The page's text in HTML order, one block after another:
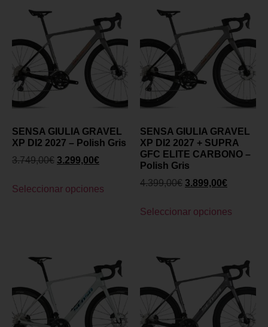
SENSA GIULIA GRAVEL
XP DI2 2027 – Polish Gris
3.749,00€ 3.299,00€
Seleccionar opciones
SENSA GIULIA GRAVEL
XP DI2 2027 + SUPRA
GFC ELITE CARBONO –
Polish Gris
4.399,00€ 3.899,00€
Seleccionar opciones